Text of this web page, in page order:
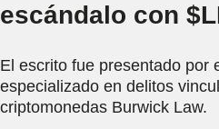
escándalo con
El escrito fue presentado por
especializado en delitos
criptomonedas Burwick Law.